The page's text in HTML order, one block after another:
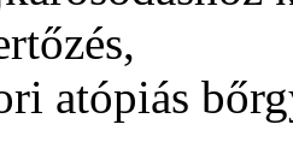
atópiás